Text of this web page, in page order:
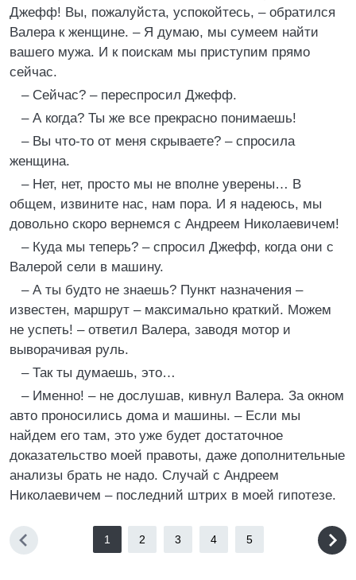
Джефф! Вы, пожалуйста, успокойтесь, – обратился
Валера к женщине. – Я думаю, мы сумеем найти
вашего мужа. И к поискам мы приступим прямо
сейчас.
– Сейчас? – переспросил Джефф.
– А когда? Ты же все прекрасно понимаешь!
– Вы что-то от меня скрываете? – спросила
женщина.
– Нет, нет, просто мы не вполне уверены… В
общем, извините нас, нам пора. И я надеюсь, мы
довольно скоро вернемся с Андреем Николаевичем!
– Куда мы теперь? – спросил Джефф, когда они с
Валерой сели в машину.
– А ты будто не знаешь? Пункт назначения –
известен, маршрут – максимально краткий. Можем
не успеть! – ответил Валера, заводя мотор и
выворачивая руль.
– Так ты думаешь, это…
– Именно! – не дослушав, кивнул Валера. За окном
авто проносились дома и машины. – Если мы
найдем его там, это уже будет достаточное
доказательство моей правоты, даже дополнительные
анализы брать не надо. Случай с Андреем
Николаевичем – последний штрих в моей гипотезе.
1 2 3 4 5